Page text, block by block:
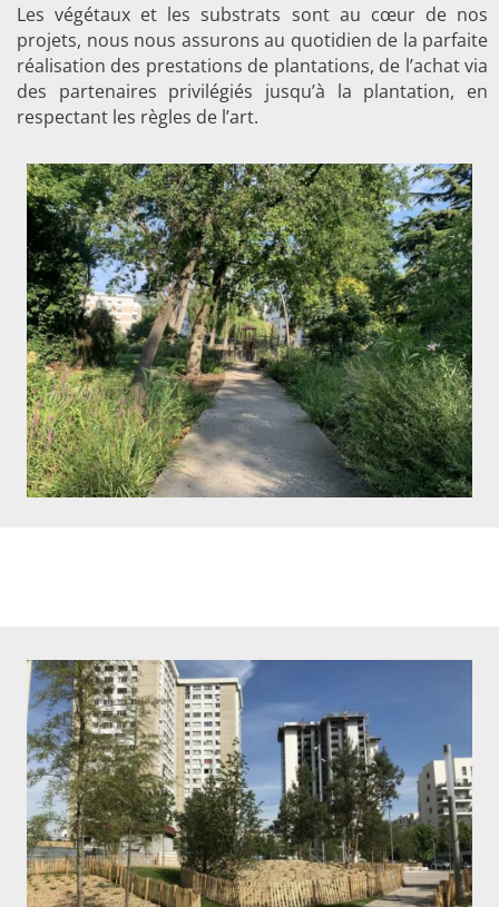
Les végétaux et les substrats sont au cœur de nos
projets, nous nous assurons au quotidien de la parfaite
réalisation des prestations de plantations, de l’achat via
des partenaires privilégiés jusqu’à la plantation, en
respectant les règles de l’art.